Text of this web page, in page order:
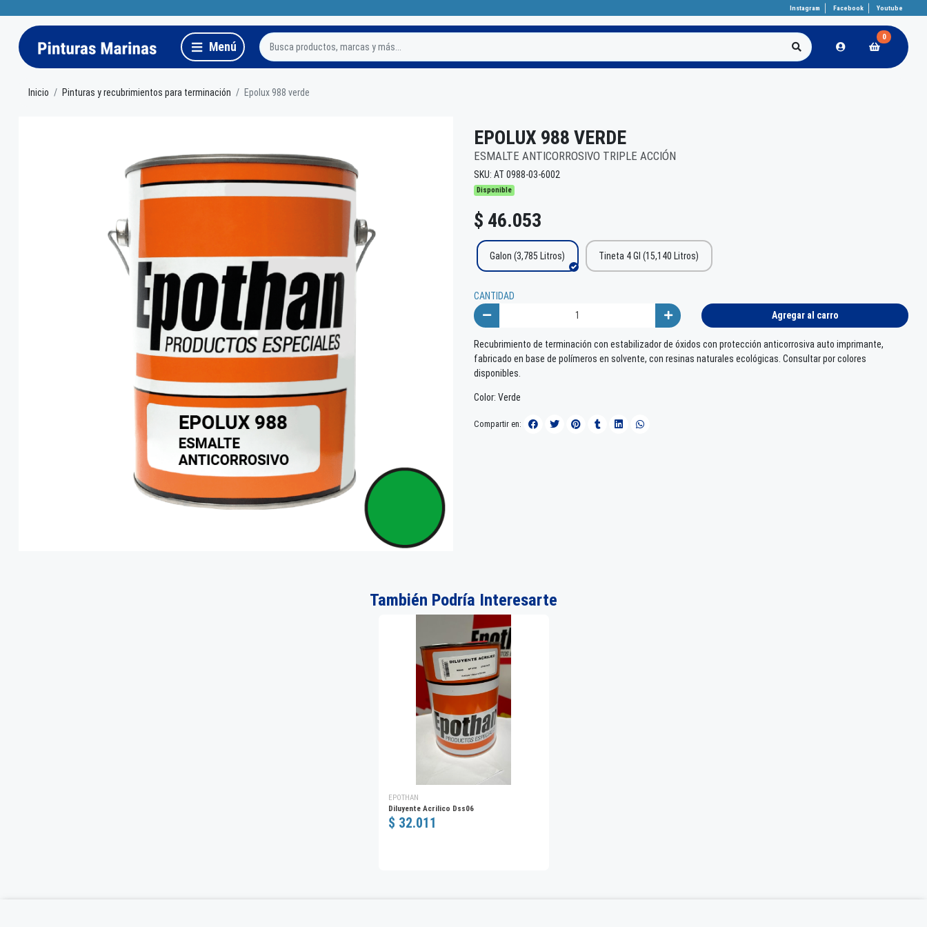
Instagram Facebook Youtube
0
Inicio Pinturas y recubrimientos para terminación Epolux 988 verde
EPOLUX 988 VERDE
ESMALTE ANTICORROSIVO TRIPLE ACCIÓN
SKU: AT 0988-03-6002
Disponible
$ 46.053
Galon (3,785 Litros) Tineta 4 Gl (15,140 Litros)
CANTIDAD
Agregar al carro
Recubrimiento de terminación con estabilizador de óxidos con protección anticorrosiva auto imprimante,
fabricado en base de polímeros en solvente, con resinas naturales ecológicas. Consultar por colores
disponibles.
Color: Verde
Compartir en:
También Podría Interesarte
EPOTHAN
Diluyente Acrilico Dss06
$ 32.011